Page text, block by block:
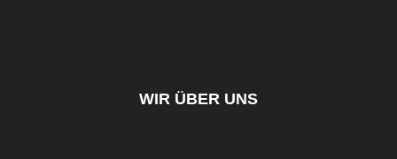
WIR ÜBER UNS